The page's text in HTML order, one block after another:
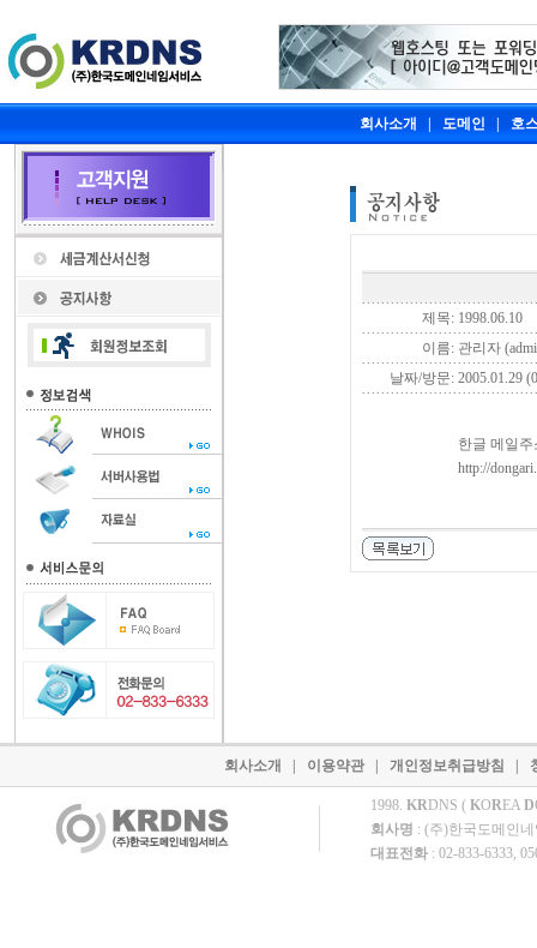
회사소개 도메인 호
제목: 1998.06.10
이름: 관리자
날짜/방문: 2005.01.29
한글 메일
http://
회사소개 이용약관 개인정보취급방침
1998. KRDNS ( KOREA D
회사명 : (주)한국도메인
대표전화 : 02-833-6333,